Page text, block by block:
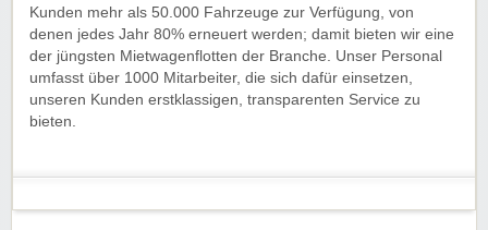
Kunden mehr als 50.000 Fahrzeuge zur Verfügung, von
denen jedes Jahr 80% erneuert werden; damit bieten wir eine
der jüngsten Mietwagenflotten der Branche. Unser Personal
umfasst über 1000 Mitarbeiter, die sich dafür einsetzen,
unseren Kunden erstklassigen, transparenten Service zu
bieten.